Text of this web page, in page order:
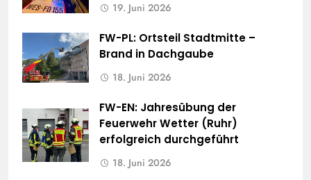
19. Juni 2026
FW-PL: Ortsteil Stadtmitte –
Brand in Dachgaube
18. Juni 2026
FW-EN: Jahresübung der
Feuerwehr Wetter (Ruhr)
erfolgreich durchgeführt
18. Juni 2026